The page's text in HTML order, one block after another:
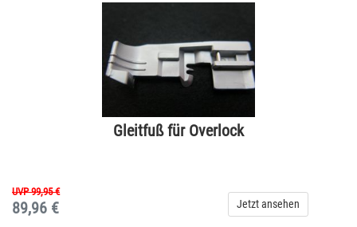
Gleitfuß für Overlock
UVP 99,95 €
89,96 € Jetzt ansehen